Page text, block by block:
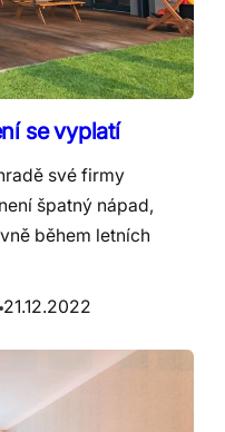
se vyplatí
své firmy
špatný nápad,
během letních
21.12.2022